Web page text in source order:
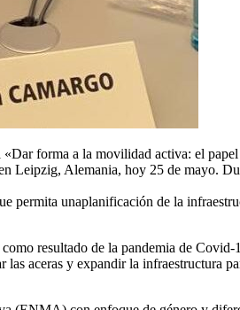
forma a la movilidad activa: el
Alemania, hoy 25 de mayo.
permita unaplanificación de la
resultado de la pandemia de
aceras y expandir la infraestructura